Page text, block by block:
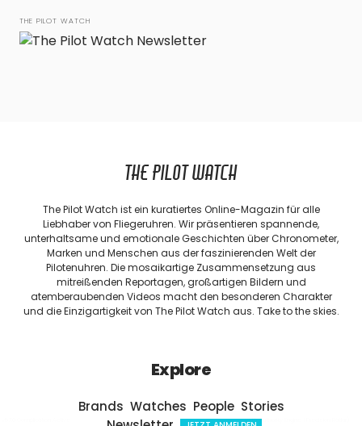
THE PILOT WATCH
THE PILOT WATCH
The Pilot Watch ist ein kuratiertes Online-Magazin für alle
Liebhaber von Fliegeruhren. Wir präsentieren spannende,
unterhaltsame und emotionale Geschichten über Chronometer,
Marken und Menschen aus der faszinierenden Welt der
Pilotenuhren. Die mosaikartige Zusammensetzung aus
mitreißenden Reportagen, großartigen Bildern und
atemberaubenden Videos macht den besonderen Charakter
und die Einzigartigkeit von The Pilot Watch aus. Take to the skies.
Explore
Brands Watches People Stories
v1.15 Authority Engine (Precision Radar)